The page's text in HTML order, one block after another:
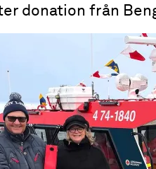
donation från